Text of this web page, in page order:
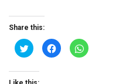
Share this:
C
l
k
t
C
l
C
l